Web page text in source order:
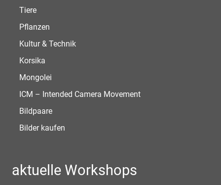
Tiere
Pflanzen
Kultur & Technik
Korsika
Mongolei
ICM – Intended Camera Movement
Bildpaare
Bilder kaufen
aktuelle Workshops